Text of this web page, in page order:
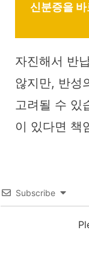
신분증을
자진해서 반
않지만, 반성
고려될 수 있
이 있다면 책
Subscribe